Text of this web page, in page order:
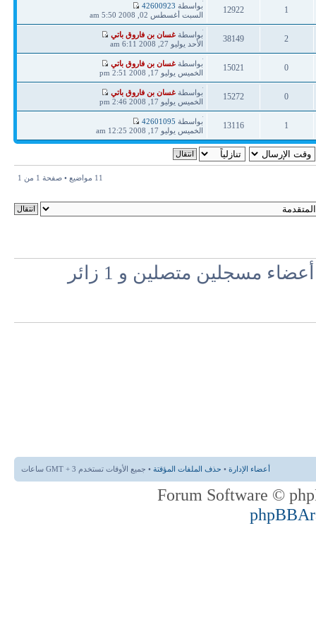
1
ردود
12922
مشاهدات
آخر
مشاركة
بواسطة 42600923
السبت أغسطس 02, 2008 5:50 am
2
38149
آخر
مشاركة
بواسطةغسان بن فاروق باتي
الأحد يوليو 27, 2008 6:11 am
0
ردود
15021
مشاهدات
آخر
مشاركة
بواسطةغسان بن فاروق باتي
الخميس يوليو 17, 2008 2:51 pm
0
15272
آخر
مشاركة
بواسطةغسان بن فاروق باتي
الخميس يوليو 17, 2008 2:46 pm
1
ردود
13116
مشاهدات
آخر
مشاركة
بواسطة 42601095
الخميس يوليو 17, 2008 12:25 am
11 مواضيع • صفحة 1 من 1
مسجلين متصلين و 1 زائر
أعضاء الإدارة • حذف الملفات المؤقتة • جميع الأوقات تستخدم GMT + 3 ساعات